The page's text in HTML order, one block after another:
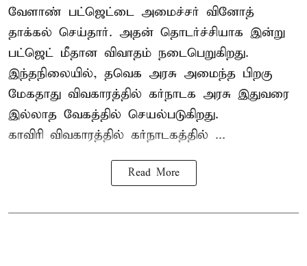
வேளாண் பட்ஜெட்டை அமைச்சர் வினோத்
தாக்கல் செய்தார். அதன் தொடர்ச்சியாக இன்று
பட்ஜெட் மீதான விவாதம் நடைபெறுகிறது.
இந்தநிலையில், தவெக அரசு அமைந்த பிறகு
மேகதாது விவகாரத்தில் கர்நாடக அரசு இதுவரை
இல்லாத வேகத்தில் செயல்படுகிறது.
காவிரி விவகாரத்தில் கர்நாடகத்தில் ...
Read More